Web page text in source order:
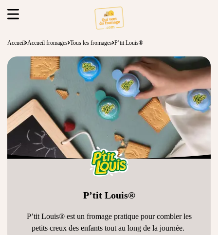
Accueil Accueil fromages Tous les fromages P’tit Louis®
P’tit Louis®
P’tit Louis® est un fromage pratique pour combler les
petits creux des enfants tout au long de la journée.